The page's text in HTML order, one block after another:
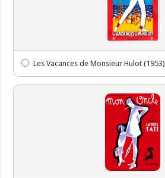
Les Vacances de Monsieur Hulot (1953)